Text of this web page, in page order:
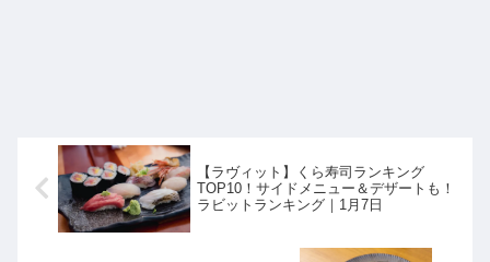
【ラヴィット】くら寿司ランキング
TOP10！サイドメニュー＆デザートも！
ラビットランキング｜1月7日